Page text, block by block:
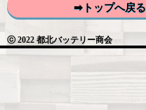
➡トップへ戻る
ⓒ 2022 都北バッテリー商会